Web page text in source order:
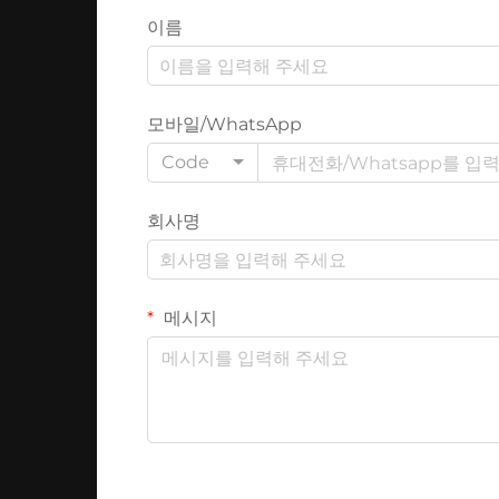
이름
모바일/WhatsApp
Code
회사명
메시지